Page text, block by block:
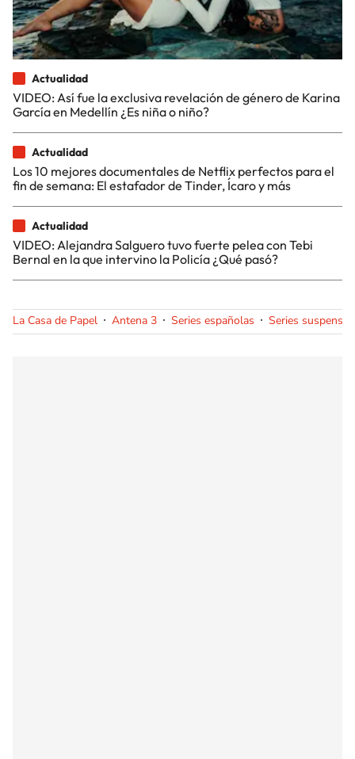
Actualidad
VIDEO: Así fue la exclusiva revelación de género de Karina
García en Medellín ¿Es niña o niño?
Actualidad
Los 10 mejores documentales de Netflix perfectos para el
fin de semana: El estafador de Tinder, Ícaro y más
Actualidad
VIDEO: Alejandra Salguero tuvo fuerte pelea con Tebi
Bernal en la que intervino la Policía ¿Qué pasó?
La Casa de Papel Antena 3 Series españolas Series suspense